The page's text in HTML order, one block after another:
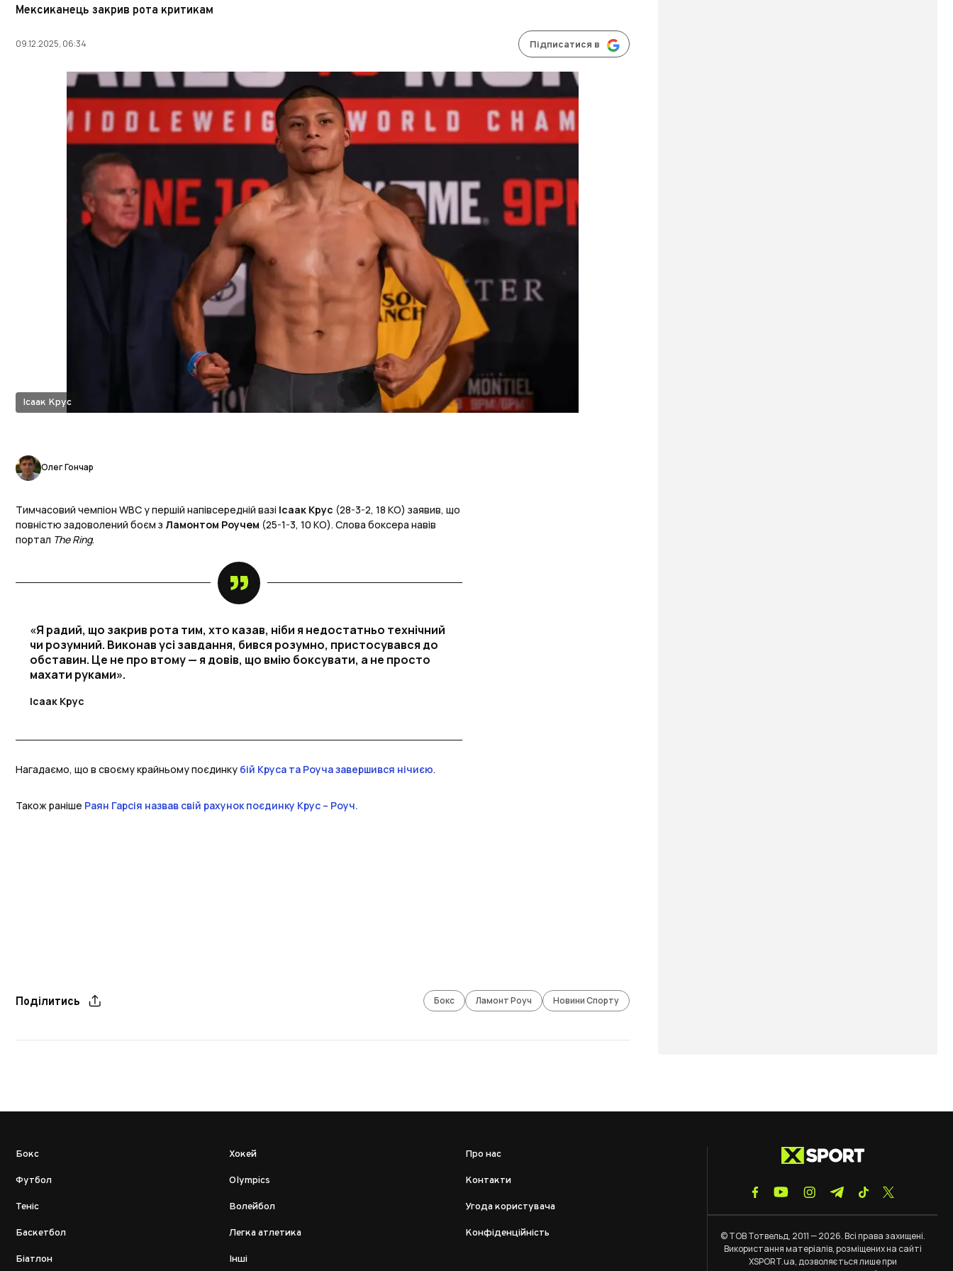
Мексиканець закрив рота критикам
09.12.2025, 06:34 Підписатися в
Ісаак Крус
Олег Гончар
Тимчасовий чемпіон WBC у першій напівсередній вазі Ісаак Крус (28-3-2, 18 КО) заявив, що
повністю задоволений боєм з Ламонтом Роучем (25-1-3, 10 КО). Слова боксера навів
портал The Ring.
«Я радий, що закрив рота тим, хто казав, ніби я недостатньо технічний
чи розумний. Виконав усі завдання, бився розумно, пристосувався до
обставин. Це не про втому — я довів, що вмію боксувати, а не просто
махати руками».
Ісаак Крус
Нагадаємо, що в своєму крайньому поєдинку бій Круса та Роуча завершився нічиєю.
Також раніше Раян Гарсія назвав свій рахунок поєдинку Крус – Роуч.
Поділитись Бокс Ламонт Роуч Новини Спорту
Бокс
Футбол
Теніс
Баскетбол
Біатлон
Хокей
Olympics
Волейбол
Легка атлетика
Інші
Про нас
Контакти
Угода користувача
Конфіденційність
© ТОВ Тотвельд, 2011 — 2026. Всі права захищені.
Використання матеріалів, розміщених на сайті
XSPORT.ua, дозволяється лише при